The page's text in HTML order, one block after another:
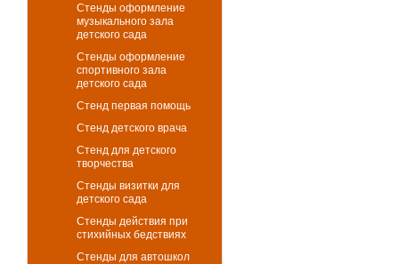
Стенды оформление
музыкального зала
детского сада
Стенды оформление
спортивного зала
детского сада
Стенд первая помощь
Стенд детского врача
Стенд для детского
творчества
Стенды визитки для
детского сада
Стенды действия при
стихийных бедствиях
Стенды для автошкол